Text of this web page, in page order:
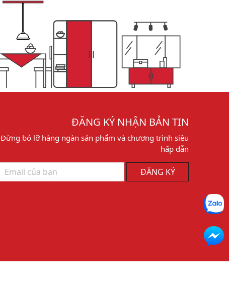
ĐĂNG KÝ NHẬN BẢN TIN
Đừng bỏ lỡ hàng ngàn sản phẩm và chương trình siêu
hấp dẫn
ĐĂNG KÝ